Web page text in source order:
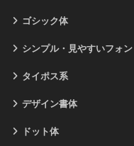
ゴシック体
シンプル・見やすいフォン
タイポス系
デザイン書体
ドット体